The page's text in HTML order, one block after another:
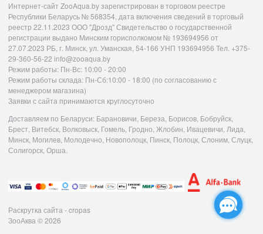
Интернет-сайт ZooAqua.by зарегистрирован в торговом реестре
Республики Беларусь № 568354, дата включения сведений в торговый
реестр 22.11.2023 ООО "Дрозд" Свидетельство о государственной
регистрации выдано Минским горисполкомом № 193694956 от
27.07.2023 РБ, г. Минск, ул. Уманская, 54-166 УНП 193694956 Тел. +375-
29-360-56-22 info@zooaqua.by
Режим работы: Пн-Вс: 10:00 - 20:00
Режим работы склада: Пн-Сб:10:00 - 18:00 (по согласованию с
менеджером магазина)
Заявки с сайта принимаются круглосуточно
Доставляем по Беларуси: Барановичи, Береза, Борисов, Бобруйск,
Брест, Витебск, Волковыск, Гомель, Гродно, Жлобин, Ивацевичи, Лида,
Минск, Могилев, Молодечно, Новополоцк, Пинск, Полоцк, Слоним, Слуцк,
Солигорск, Орша.
Раскрутка сайта - cropas
ЗооАква © 2026